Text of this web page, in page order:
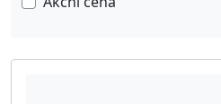
FILTRY A FILTRAČNÍ VLOŽKY